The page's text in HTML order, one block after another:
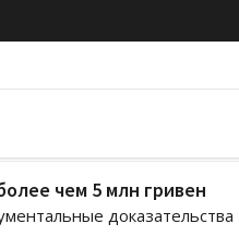
чем 5 млн гривен
доказательства